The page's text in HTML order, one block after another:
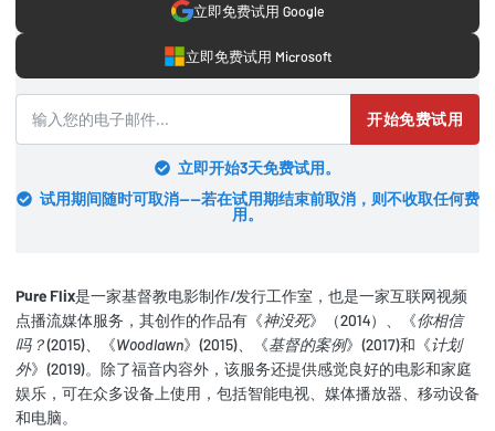
立即免费试用 Google
立即免费试用 Microsoft
开始免费试用
立即开始3天免费试用。
试用期间随时可取消——若在试用期结束前取消，则不收取任何费
用。
Pure Flix是一家基督教电影制作/发行工作室，也是一家互联网视频
点播流媒体服务，其创作的作品有《神没死》（2014）、《你相信
吗？(2015)、《Woodlawn》(2015)、《基督的案例》(2017)和《计划
外》(2019)。除了福音内容外，该服务还提供感觉良好的电影和家庭
娱乐，可在众多设备上使用，包括智能电视、媒体播放器、移动设备
和电脑。